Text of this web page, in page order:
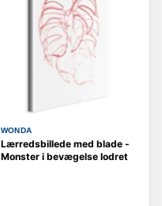
WONDA
Lærredsbillede med blade -
Monster i bevægelse lodret